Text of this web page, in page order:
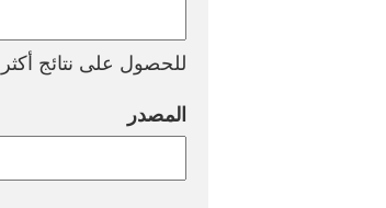
للحصول على نتائج
المصدر